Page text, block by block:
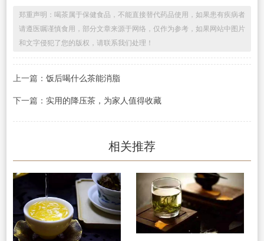
郑重声明：喝茶属于保健食品，不能直接替代药品使用，如果患有疾病者
请遵医嘱谨慎食用，部分文章来源于网络，仅作为参考，如果网站中图片
和文字侵犯了您的版权，请联系我们处理！
上一篇： 饭后喝什么茶能消脂
下一篇： 实用的降压茶，为家人值得收藏
相关推荐